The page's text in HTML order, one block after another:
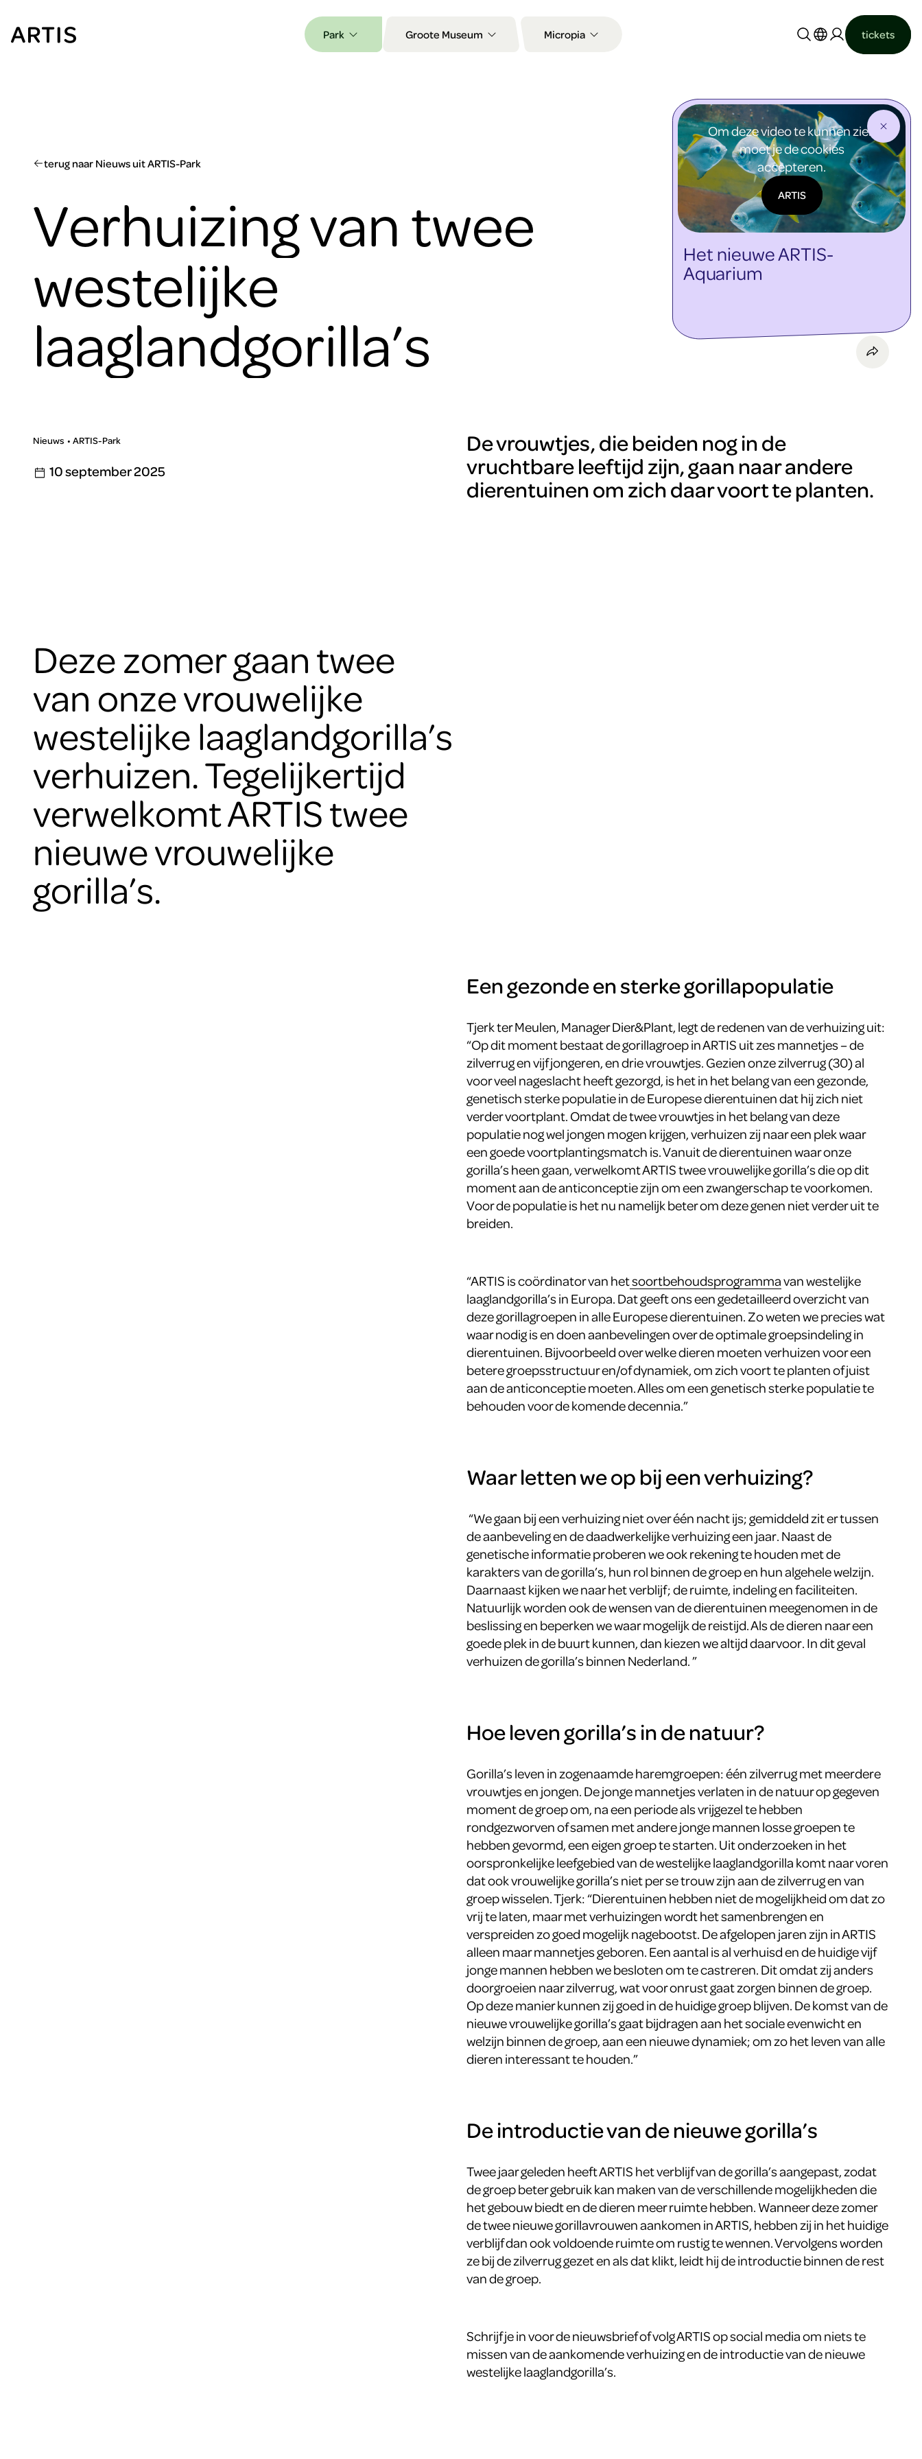
content
Ga
Park Groote Museum Micropia
tickets
terug naar Nieuws uit ARTIS-Park
Verhuizing van twee
westelijke
laaglandgorilla’s
Nieuws ARTIS-Park
10 september 2025
De vrouwtjes, die beiden nog in de
vruchtbare leeftijd zijn, gaan naar andere
dierentuinen om zich daar voort te planten.
Deze zomer gaan twee
van onze vrouwelijke
westelijke laaglandgorilla’s
verhuizen. Tegelijkertijd
verwelkomt ARTIS twee
nieuwe vrouwelijke
gorilla’s.
Een gezonde en sterke gorillapopulatie
Tjerk ter Meulen, Manager Dier&Plant, legt de redenen van de verhuizing uit:
“Op dit moment bestaat de gorillagroep in ARTIS uit zes mannetjes – de
zilverrug en vijf jongeren, en drie vrouwtjes. Gezien onze zilverrug (30) al
voor veel nageslacht heeft gezorgd, is het in het belang van een gezonde,
genetisch sterke populatie in de Europese dierentuinen dat hij zich niet
verder voortplant. Omdat de twee vrouwtjes in het belang van deze
populatie nog wel jongen mogen krijgen, verhuizen zij naar een plek waar
een goede voortplantingsmatch is. Vanuit de dierentuinen waar onze
gorilla’s heen gaan, verwelkomt ARTIS twee vrouwelijke gorilla’s die op dit
moment aan de anticonceptie zijn om een zwangerschap te voorkomen.
Voor de populatie is het nu namelijk beter om deze genen niet verder uit te
breiden.
“ARTIS is coördinator van hetsoortbehoudsprogrammavan westelijke
laaglandgorilla’s in Europa. Dat geeft ons een gedetailleerd overzicht van
deze gorillagroepen in alle Europese dierentuinen. Zo weten we precies wat
waar nodig is en doen aanbevelingen over de optimale groepsindeling in
dierentuinen. Bijvoorbeeld over welke dieren moeten verhuizen voor een
betere groepsstructuur en/of dynamiek, om zich voort te planten of juist
aan de anticonceptie moeten. Alles om een genetisch sterke populatie te
behouden voor de komende decennia.”
Waar letten we op bij een verhuizing?
“We gaan bij een verhuizing niet over één nacht ijs; gemiddeld zit er tussen
de aanbeveling en de daadwerkelijke verhuizing een jaar. Naast de
genetische informatie proberen we ook rekening te houden met de
karakters van de gorilla’s, hun rol binnen de groep en hun algehele welzijn.
Daarnaast kijken we naar het verblijf; de ruimte, indeling en faciliteiten.
Natuurlijk worden ook de wensen van de dierentuinen meegenomen in de
beslissing en beperken we waar mogelijk de reistijd. Als de dieren naar een
goede plek in de buurt kunnen, dan kiezen we altijd daarvoor. In dit geval
verhuizen de gorilla’s binnen Nederland. ”
Hoe leven gorilla’s in de natuur?
Gorilla’s leven in zogenaamde haremgroepen: één zilverrug met meerdere
vrouwtjes en jongen. De jonge mannetjes verlaten in de natuur op gegeven
moment de groep om, na een periode als vrijgezel te hebben
rondgezworven of samen met andere jonge mannen losse groepen te
hebben gevormd, een eigen groep te starten. Uit onderzoeken in het
oorspronkelijke leefgebied van de westelijke laaglandgorilla komt naar voren
dat ook vrouwelijke gorilla’s niet per se trouw zijn aan de zilverrug en van
groep wisselen. Tjerk: “Dierentuinen hebben niet de mogelijkheid om dat zo
vrij te laten, maar met verhuizingen wordt het samenbrengen en
verspreiden zo goed mogelijk nagebootst. De afgelopen jaren zijn in ARTIS
alleen maar mannetjes geboren. Een aantal is al verhuisd en de huidige vijf
jonge mannen hebben we besloten om te castreren. Dit omdat zij anders
doorgroeien naar zilverrug, wat voor onrust gaat zorgen binnen de groep.
Op deze manier kunnen zij goed in de huidige groep blijven. De komst van de
nieuwe vrouwelijke gorilla’s gaat bijdragen aan het sociale evenwicht en
welzijn binnen de groep, aan een nieuwe dynamiek; om zo het leven van alle
dieren interessant te houden.”
De introductie van de nieuwe gorilla’s
Twee jaar geleden heeft ARTIS het verblijf van de gorilla’s aangepast, zodat
de groep beter gebruik kan maken van de verschillende mogelijkheden die
het gebouw biedt en de dieren meer ruimte hebben. Wanneer deze zomer
de twee nieuwe gorillavrouwen aankomen in ARTIS, hebben zij in het huidige
verblijf dan ook voldoende ruimte om rustig te wennen. Vervolgens worden
ze bij de zilverrug gezet en als dat klikt, leidt hij de introductie binnen de rest
van de groep.
Schrijf je in voor de nieuwsbrief of volg ARTIS op social media om niets te
missen van de aankomende verhuizing en de introductie van de nieuwe
westelijke laaglandgorilla’s.
Om deze video te kunnen zien
moet je de cookies
accepteren.
ARTIS
Het nieuwe ARTIS-
Aquarium